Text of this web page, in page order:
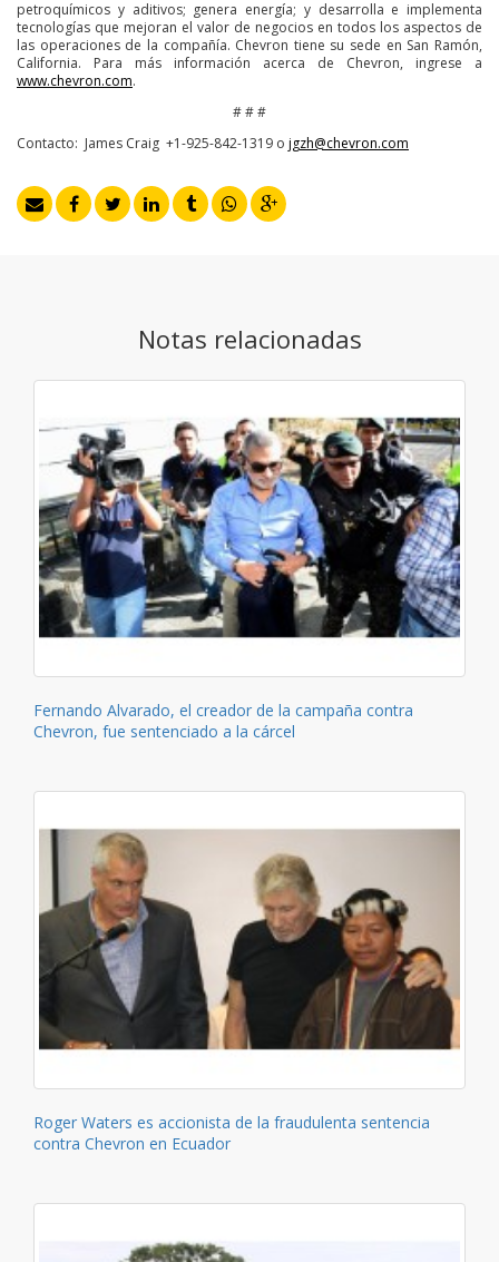
petroquímicos y aditivos; genera energía; y desarrolla e implementa
tecnologías que mejoran el valor de negocios en todos los aspectos de
las operaciones de la compañía. Chevron tiene su sede en San Ramón,
California. Para más información acerca de Chevron, ingrese a
www.chevron.com.
# # #
Contacto: James Craig +1-925-842-1319 o jgzh@chevron.com
Notas relacionadas
Fernando Alvarado, el creador de la campaña contra
Chevron, fue sentenciado a la cárcel
Roger Waters es accionista de la fraudulenta sentencia
contra Chevron en Ecuador